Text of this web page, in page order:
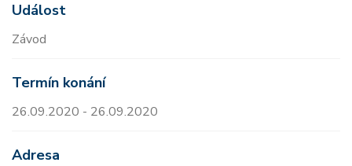
Událost
Závod
Termín konání
26.09.2020 - 26.09.2020
Adresa